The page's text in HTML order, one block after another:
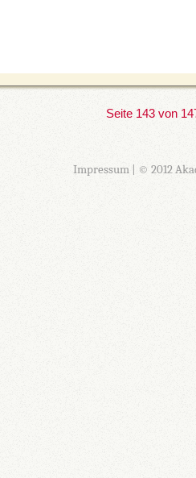
Seite 143 von
Impressum| © 2012